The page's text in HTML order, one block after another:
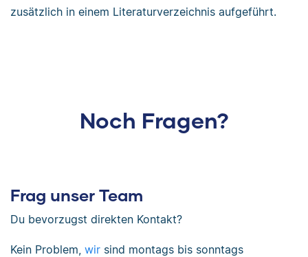
zusätzlich in einem Literaturverzeichnis aufgeführt.
Noch Fragen?
Frag unser Team
Du bevorzugst direkten Kontakt?
Kein Problem, wir sind montags bis sonntags